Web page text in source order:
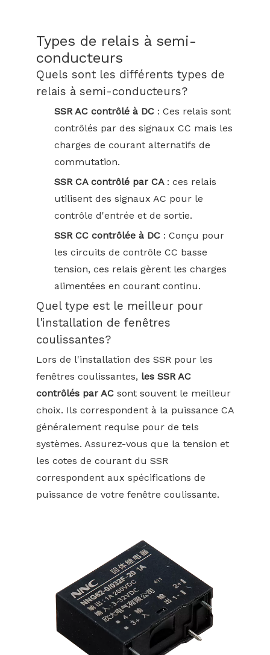
Types de relais à semi-
conducteurs
Quels sont les différents types de
relais à semi-conducteurs?
SSR AC contrôlé à DC : Ces relais sont
contrôlés par des signaux CC mais les
charges de courant alternatifs de
commutation.
SSR CA contrôlé par CA : ces relais
utilisent des signaux AC pour le
contrôle d'entrée et de sortie.
SSR CC contrôlée à DC : Conçu pour
les circuits de contrôle CC basse
tension, ces relais gèrent les charges
alimentées en courant continu.
Quel type est le meilleur pour
l'installation de fenêtres
coulissantes?
Lors de l'installation des SSR pour les
fenêtres coulissantes, les SSR AC
contrôlés par AC sont souvent le meilleur
choix. Ils correspondent à la puissance CA
généralement requise pour de tels
systèmes. Assurez-vous que la tension et
les cotes de courant du SSR
correspondent aux spécifications de
puissance de votre fenêtre coulissante.